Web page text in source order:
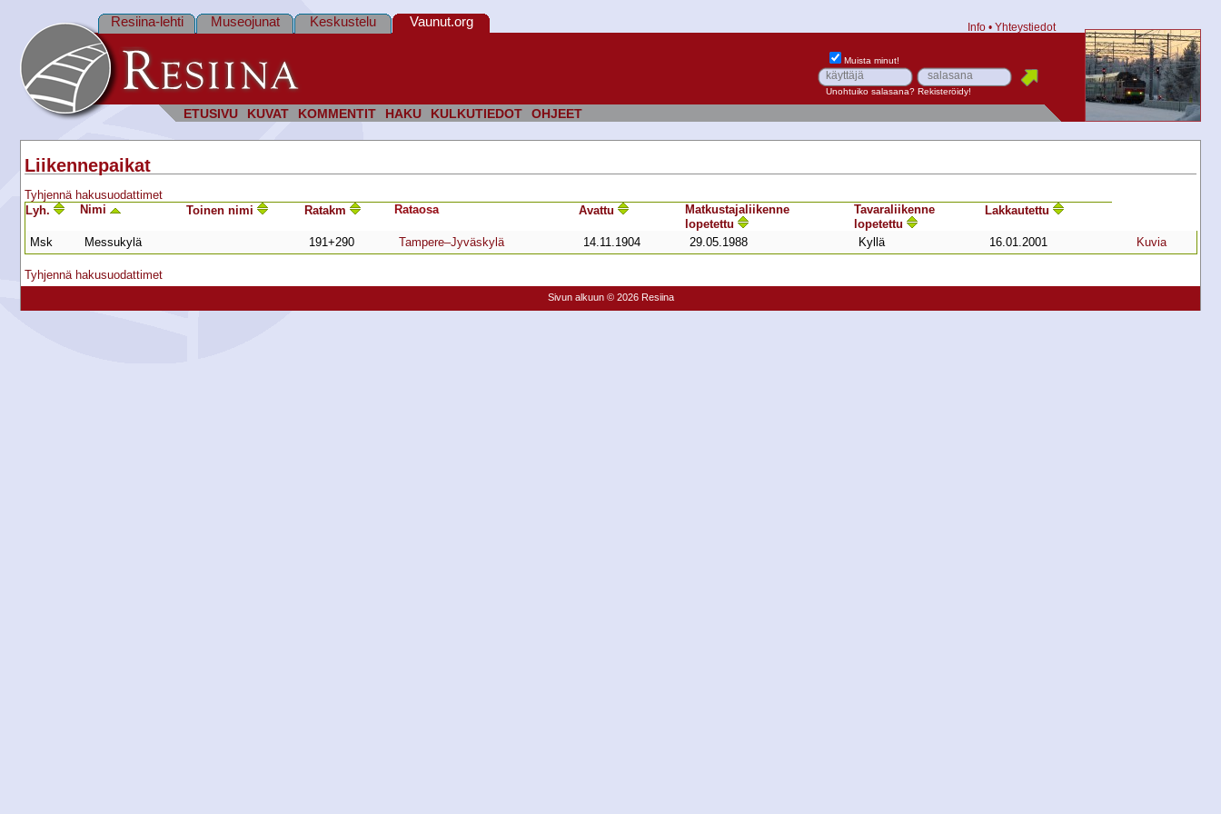
ETUSIVU KUVAT KOMMENTIT HAKU KULKUTIEDOT OHJEET
Resiina-lehti Museojunat Keskustelu Vaunut.org Info • Yhteystiedot
Muista minut!
Unohtuiko salasana? Rekisteröidy!
Liikennepaikat
Tyhjennä hakusuodattimet
Lyh.
Nimi Toinen nimi Ratakm Rata­osa Avattu
Matkustaja­liikenne
lopetettu
Tavara­liikenne
lopetettu
Lakkautettu
Msk Messukylä 191+290 Tampere–Jyväskylä 14.11.1904 29.05.1988 Kyllä 16.01.2001 Kuvia
Tyhjennä hakusuodattimet
Sivun alkuun © 2026 Resiina